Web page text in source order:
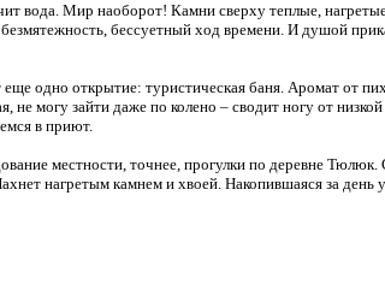
вода. Мир наоборот! Камни сверху теплые,
бессуетный ход времени. И душой
одно открытие: туристическая баня. Аромат от
могу зайти даже по колено – сводит ногу от
в приют.
местности, точнее, прогулки по деревне Тюлюк.
нагретым камнем и хвоей. Накопившаяся за день